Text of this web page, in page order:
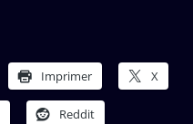
Imprimer X
Reddit